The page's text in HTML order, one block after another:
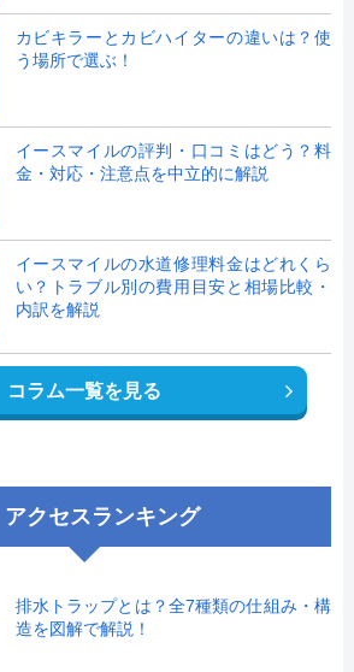
カビキラーとカビハイターの違いは？使
う場所で選ぶ！
イースマイルの評判・口コミはどう？料
金・対応・注意点を中立的に解説
イースマイルの水道修理料金はどれくら
い？トラブル別の費用目安と相場比較・
内訳を解説
コラム一覧を見る
アクセスランキング
排水トラップとは？全7種類の仕組み・構
造を図解で解説！